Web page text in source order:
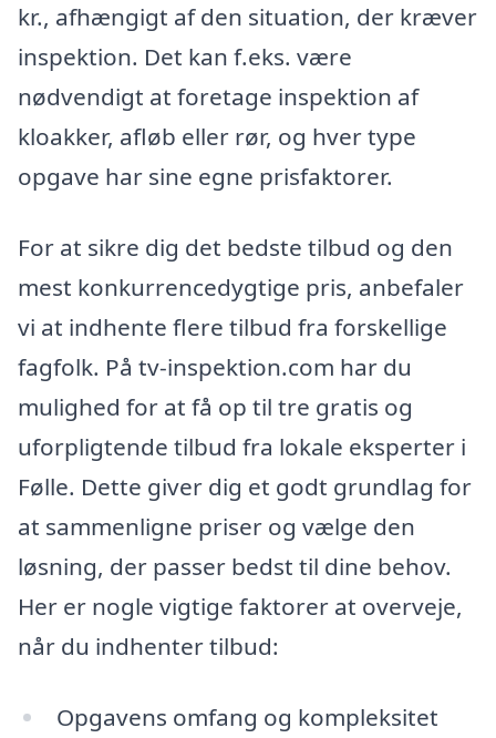
kr., afhængigt af den situation, der kræver
inspektion. Det kan f.eks. være
nødvendigt at foretage inspektion af
kloakker, afløb eller rør, og hver type
opgave har sine egne prisfaktorer.
For at sikre dig det bedste tilbud og den
mest konkurrencedygtige pris, anbefaler
vi at indhente flere tilbud fra forskellige
fagfolk. På tv-inspektion.com har du
mulighed for at få op til tre gratis og
uforpligtende tilbud fra lokale eksperter i
Følle. Dette giver dig et godt grundlag for
at sammenligne priser og vælge den
løsning, der passer bedst til dine behov.
Her er nogle vigtige faktorer at overveje,
når du indhenter tilbud:
Opgavens omfang og kompleksitet